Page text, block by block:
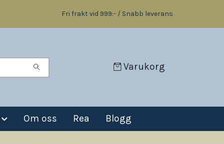
Fri frakt vid 999:- / Snabb leverans
Varukorg
Om oss Rea Blogg